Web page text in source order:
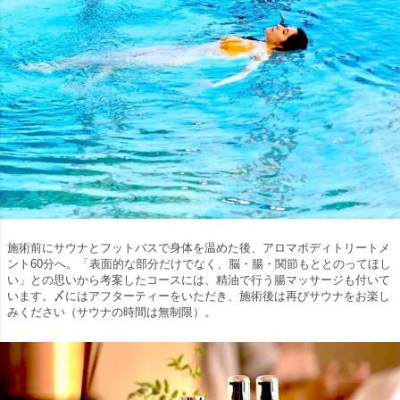
施術前にサウナとフットバスで身体を温めた後、アロマボディトリートメ
ント60分へ。「表面的な部分だけでなく、脳・腸・関節もととのってほし
い」との思いから考案したコースには、精油で行う腸マッサージも付いて
います。〆にはアフターティーをいただき、施術後は再びサウナをお楽し
みください（サウナの時間は無制限）。